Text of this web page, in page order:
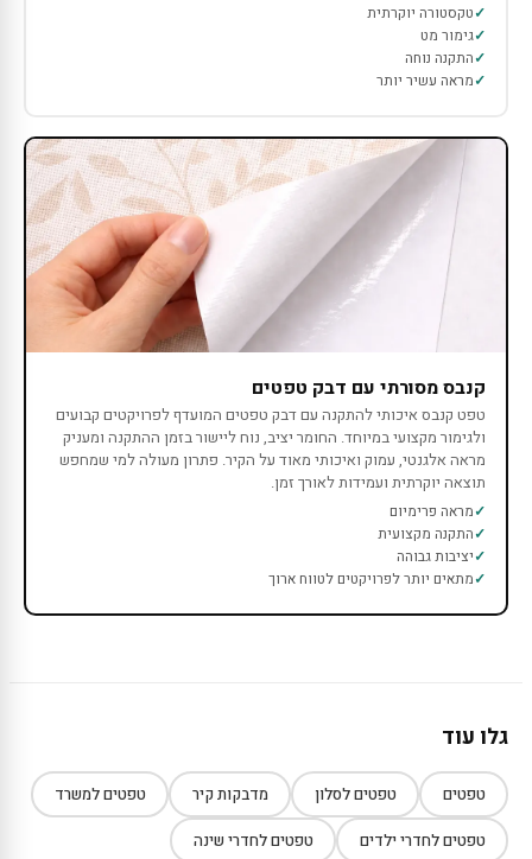
טקסטורה יוקרתית
גימור מט
התקנה נוחה
מראה עשיר יותר
קנבס מסורתי עם דבק טפטים
טפט קנבס איכותי להתקנה עם דבק טפטים המועדף לפרויקטים קבועים
ולגימור מקצועי במיוחד. החומר יציב, נוח ליישור בזמן ההתקנה ומעניק
מראה אלגנטי, עמוק ואיכותי מאוד על הקיר. פתרון מעולה למי שמחפש
תוצאה יוקרתית ועמידות לאורך זמן.
מראה פרימיום
התקנה מקצועית
יציבות גבוהה
מתאים יותר לפרויקטים לטווח ארוך
גלו עוד
טפטים טפטים לסלון מדבקות קיר טפטים למשרד
טפטים לחדרי ילדים טפטים לחדרי שינה